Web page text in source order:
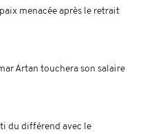
menacée après le retrait
Artan touchera son salaire
du différend avec le